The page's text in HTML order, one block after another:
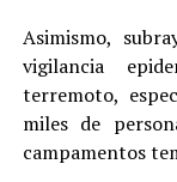
Asimismo,
vigilancia
terremoto,
miles de
campamentos